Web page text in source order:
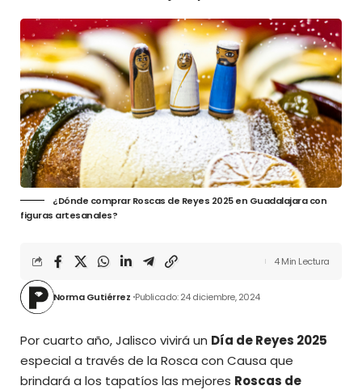
¿Dónde comprar Roscas de Reyes 2025 en Guadalajara con
figuras artesanales?
Norma Gutiérrez Publicado: 24 diciembre, 2024
4 Min Lectura
Por cuarto año, Jalisco vivirá un Día de Reyes 2025
especial a través de la Rosca con Causa que
brindará a los tapatíos las mejores Roscas de